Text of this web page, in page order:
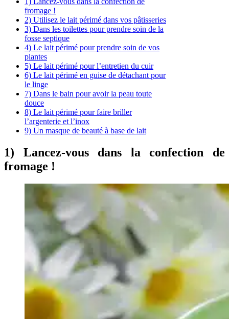
fromage !
2) Utilisez le lait périmé dans vos pâtisseries
3) Dans les toilettes pour prendre soin de la
fosse septique
4) Le lait périmé pour prendre soin de vos
plantes
5) Le lait périmé pour l’entretien du cuir
6) Le lait périmé en guise de détachant pour
le linge
7) Dans le bain pour avoir la peau toute
douce
8) Le lait périmé pour faire briller
l’argenterie et l’inox
9) Un masque de beauté à base de lait
1) Lancez-vous dans la confection de
fromage !